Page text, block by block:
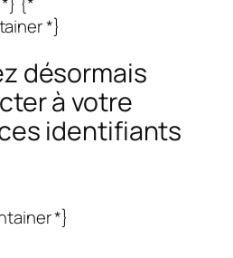
*}
désormais
à votre
identifiants
*}